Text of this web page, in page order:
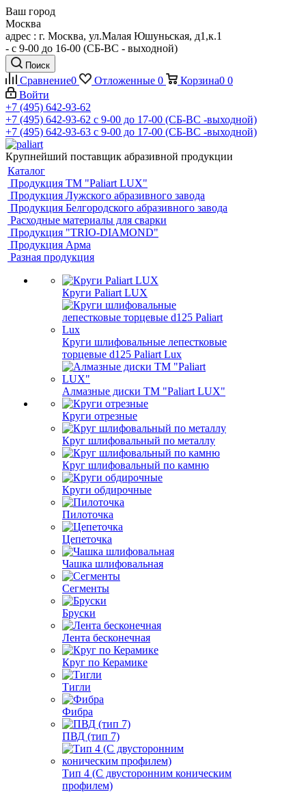
Ваш город
Москва
адрес : г. Москва, ул.Малая Юшуньская, д1,к.1
- c 9-00 до 16-00 (СБ-ВС - выходной)
Поиск
Сравнение0 Отложенные 0 Корзина0 0
Войти
+7 (495) 642-93-62
+7 (495) 642-93-62 c 9-00 до 17-00 (СБ-ВС -выходной)
+7 (495) 642-93-63 c 9-00 до 17-00 (СБ-ВС -выходной)
Крупнейший поставщик абразивной продукции
Каталог
Продукция ТМ "Paliart LUX"
Продукция Лужского абразивного завода
Продукция Белгородского абразивного завода
Расходные материалы для сварки
Продукция "TRIO-DIAMOND"
Продукция Арма
Разная продукция
Круги Paliart LUX
Круги шлифовальные лепестковые
торцевые d125 Paliart Lux
Алмазные диски ТМ "Paliart LUX"
Круги отрезные
Круг шлифовальный по металлу
Круг шлифовальный по камню
Круги обдирочные
Пилоточка
Цепеточка
Чашка шлифовальная
Сегменты
Бруски
Лента бесконечная
Круг по Керамике
Тигли
Фибра
ПВД (тип 7)
Тип 4 (С двусторонним коническим
профилем)